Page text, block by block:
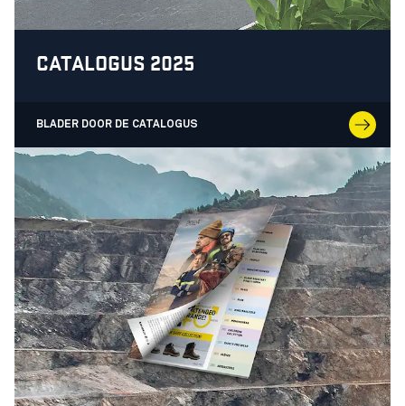
CATALOGUS 2025
BLADER DOOR DE CATALOGUS